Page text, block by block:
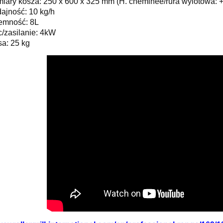
10 kg/h
8L
zasilanie: 4kW
25 kg